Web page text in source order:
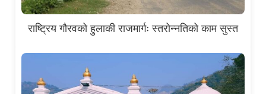
राष्ट्रिय गौरवको हुलाकी राजमार्गः स्तरोन्नतिको काम सुस्त